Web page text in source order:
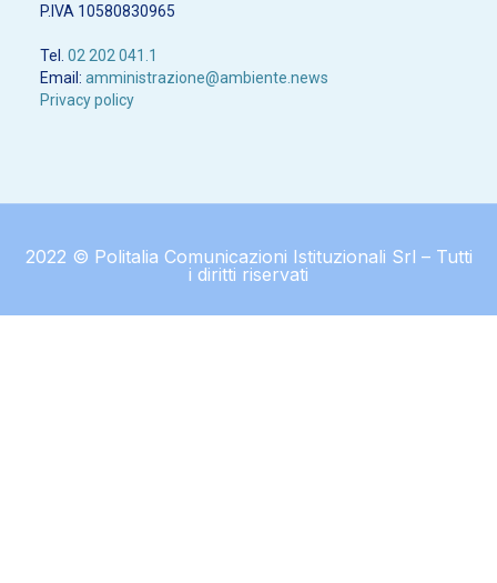
P.IVA 10580830965
Tel. 02 202 041.1
Email: amministrazione@ambiente.news
Privacy policy
2022 © Politalia Comunicazioni Istituzionali Srl – Tutti
i diritti riservati